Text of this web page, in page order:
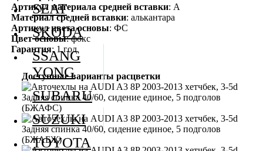
Артикул материала средней вставки: А
Материал средней вставки: алькантара
Артикул цвета основы: ФС
Цвет основы: фокс
Гарантия: 1 год
Доступные варианты расцветки
SEAT
SKODA
SSANG
YONG
SUBARU
SUZUKI
TOYOTA